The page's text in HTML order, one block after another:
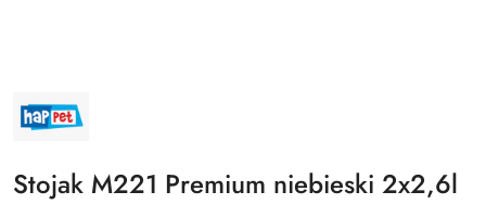
NAZWA
PRODUCENTA:
HAPPET
Stojak M221 Premium niebieski 2x2,6l